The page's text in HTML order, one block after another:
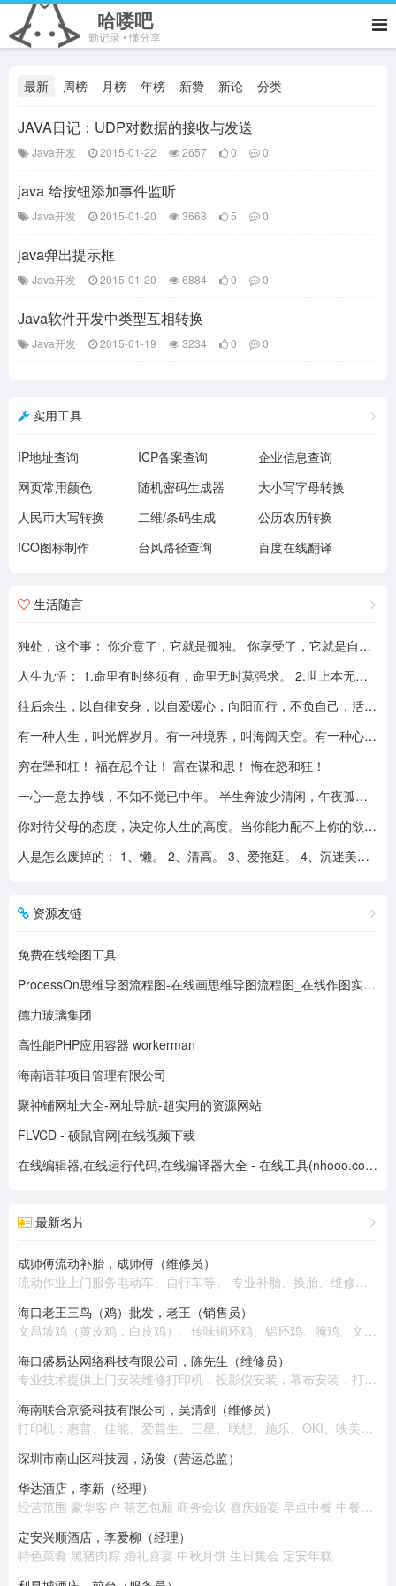
哈喽吧
勤记录 • 懂分享
最新 周榜 月榜 年榜 新赞 新论 分类
JAVA日记：UDP对数据的接收与发送
Java开发 2015-01-22 2657 0 0
java 给按钮添加事件监听
Java开发 2015-01-20 3668 5 0
java弹出提示框
Java开发 2015-01-20 6884 0 0
Java软件开发中类型互相转换
Java开发 2015-01-19 3234 0 0
实用工具
IP地址查询 ICP备案查询
企业信息查询
网页常用颜色
随机密码生成器
大小写字母转换
人民币大写转换
二维/条码生成
公历农历转换
ICO图标制作
台风路径查询 百度在线翻译
生活随言
独处，这个事： 你介意了，它就是孤独。 你享受了，它就是自由。
人生九悟： 1.命里有时终须有，命里无时莫强求。 2.世上本无事槦人自扰之。 3.睡前原谅一切，醒来不问过往。 4.平安健康是财富，无病无灾。 5.人心换人心，换不来就转身。 6.看破不说破，看透不说透。 7.得意时看淡，失意时看开。 8.知足常乐，一切随缘。 9.人生本过客，何须执着。
往后余生，以自律安身，以自爱暖心，向阳而行，不负自己，活成自己喜欢的模样！
有一种人生，叫光辉岁月。有一种境界，叫海阔天空。有一种心态，叫不可一世。 有一种亲情，叫真的爱你。有一种乡音，叫农民。 有一种爱情，叫喜欢你。 有一种路途，叫灰色轨迹。 有一种知己，叫情人。有一种情结，叫长城。 有一种和平，叫AMANI。 有一种行动，叫不再犹豫。 有一种父爱，叫大地。有一种孤独，叫冷雨夜。 有一种伤心，叫无尽空虚。 有一种无奈，叫岁月无声。有一种信仰，叫再见理想。有一种童真，叫月光光。有一种力量，叫冲开一切。有一种坚强，叫午夜怨曲。有一种感慨，叫谁伴我闯荡。 有一种坦然，叫无悔这一生。有一种思念，叫遥望。有一个歌手，叫黄家驹。 有一支乐队，叫BEYOND。三十多年，一晃而过！精神永留心间，致敬家驹！！
穷在犟和杠！ 福在忍个让！ 富在谋和思！ 悔在怒和狂！
一心一意去挣钱，不知不觉已中年。 半生奔波少清闲，午夜孤枕难入眠。 青山不老我不闲，一生忙碌为油盐。 风风雨雨几十载，转眼黄土埋胸前。 我笑青山颜不变，青山笑我已暮年。 如牛到老不得闲，得闲已与山共眠。 半生风雨半生寒，一杯浊酒敬流年。 回首过往半生路，七分酸楚三分甜。 岁月赠我两鬓霜，红尘赐我一身伤。 尝遍人间千般苦，颜衰依旧笑夕阳。
你对待父母的态度，决定你人生的高度。当你能力配不上你的欲望的时候，要学会控制欲望，并对自己的能力有认知、对自己的消费有规划、对自己的欲望有克制。
人是怎么废掉的： 1、懒。 2、清高。 3、爱拖延。 4、沉迷美色。 5、没有自控力。 6、不思考不学习。 7、安慰式自我欺骗。 8、胆小如鼠不敢打拼。 9、不懂示弱找别人帮助。 10、满脑子都是鸡毛蒜皮，忽略重大事情的选择。
资源友链
免费在线绘图工具
ProcessOn思维导图流程图-在线画思维导图流程图_在线作图实时协作
德力玻璃集团
高性能PHP应用容器 workerman
海南语菲项目管理有限公司
聚神铺网址大全-网址导航-超实用的资源网站
FLVCD - 硕鼠官网|在线视频下载
在线编辑器,在线运行代码,在线编译器大全 - 在线工具(nhooo.com)
最新名片
成师傅流动补胎，成师傅（维修员）
流动作业上门服务电动车、自行车等。 专业补胎、换胎、维修、换电池、收电池回收旧电动车。 热情周到、上门服务。
海口老王三鸟（鸡）批发，老王（销售员）
文昌坡鸡（黄皮鸡，白皮鸡）、传味铜环鸡、铝环鸡、腌鸡、文昌公鸡、乌鸡、老鸡、半老鸡、公鸡（大脚）
海口盛易达网络科技有限公司，陈先生（维修员）
专业技术提供上​‌‌门安装维修打印机，投影仪安装，幕布安装，打印耗材配送，电脑组装，笔记本电脑维修，收银机维修，监控安装，网络布线，高清摄像头安装，网络组建，背景音乐安装等 。 公司有专业技术员十几名，随时提供上门安装维修服务，价格优惠，质量保证！
海南联合京瓷科技有限公司，吴清剑（维修员）
打印机：惠普、佳能、爱普生、三星、联想、施乐、OKI、映美、兄弟、富士通、得实、京瓷、中税。 复印机：施乐、东芝、佳能、理光、夏普、京瓷、美能达、震旦。 扫描仪：惠普、佳能、爱普生、柯达、汉王、富士通、紫光、中晶。 电脑：联想、惠普、华硕。 耗材：各类品牌原装国产。
深圳市南山区科技园，汤俊（营运总监）
华达酒店，李新（经理）
经营范围 豪华客户 茶艺包厢 商务会议 喜庆婚宴 早点中餐 中餐包厢
定安兴顺酒店，李爱柳（经理）
特色菜肴 黑猪肉粽 婚礼喜宴 中秋月饼 生日集会 定安年糕